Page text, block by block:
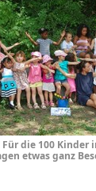
die 100 Kinder
etwas ganz